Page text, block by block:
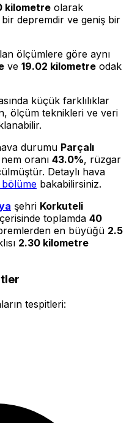
kilometre olarak
depremdir ve geniş bir
ölçümlere göre aynı
ve 19.02 kilometre odak
küçük farklılıklar
ölçüm teknikleri ve veri
durumu Parçalı
oranı 43.0%, rüzgar
Detaylı hava
bölüme bakabilirsiniz.
şehri Korkuteli
toplamda 40
en büyüğü 2.5
2.30 kilometre
tespitleri: